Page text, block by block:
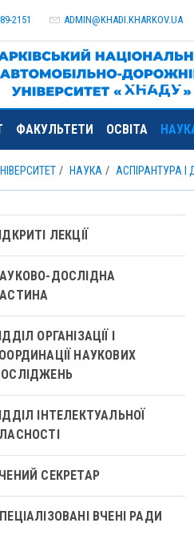
2151 ADMIN@KHADI.KHARKOV.UA
ФАКУЛЬТЕТИ ОСВІТА
НАУКА АСПІРАНТУРА
ЛЕКЦІЇ
ДОСЛІДНА
ОРГАНІЗАЦІЇ І
НАУКОВИХ
ІНТЕЛЕКТУАЛЬНОЇ
СЕКРЕТАР
ВЧЕНІ РАДИ